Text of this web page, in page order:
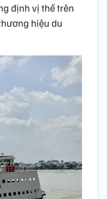
định vị thế trên
hiệu du